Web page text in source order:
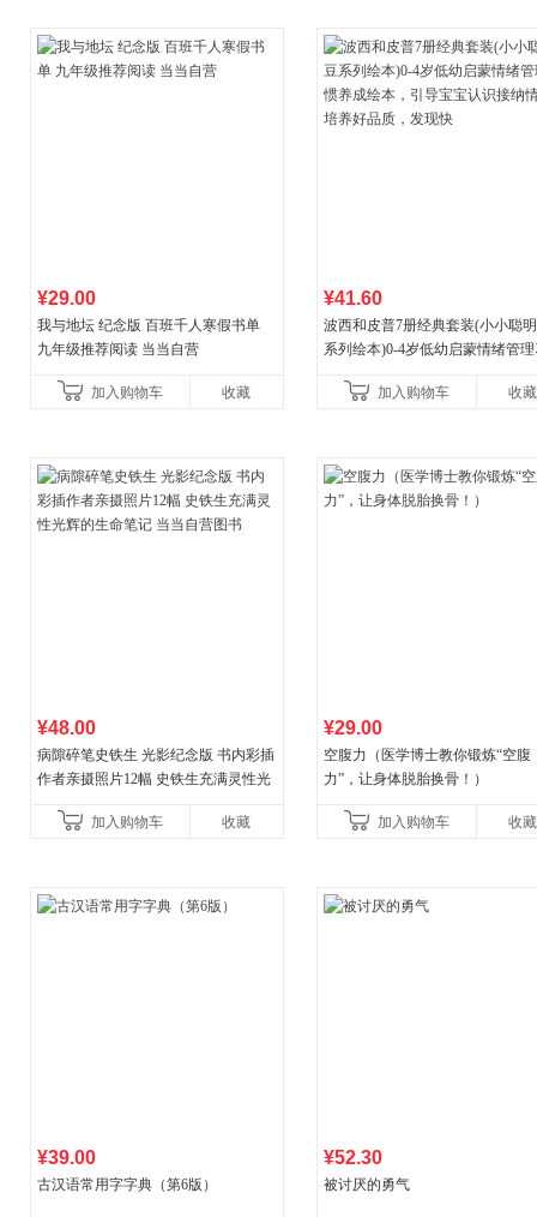
¥29.00
我与地坛 纪念版 百班千人寒假书单
九年级推荐阅读 当当自营
加入购物车 收藏
¥41.60
波西和皮普7册经典套装(小小聪
系列绘本)0-4岁低幼启蒙情绪管
养好品质，发现快
加入购物车 收藏
¥48.00
病隙碎笔史铁生 光影纪念版 书内彩插
作者亲摄照片12幅 史铁生充满灵性光
加入购物车
收藏
¥29.00
空腹力（医学博士教你锻炼“空腹
力”，让身体脱胎换骨！）
加入购物车 收藏
¥39.00
古汉语常用字字典（第6版）
¥52.30
被讨厌的勇气